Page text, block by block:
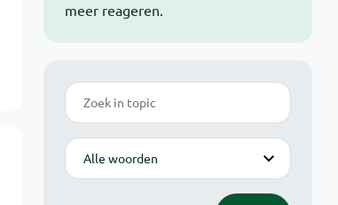
meer reageren.
Zoek
Modus